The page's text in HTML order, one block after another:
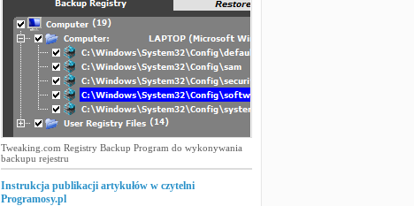
Tweaking.com Registry Backup Program do wykonywania
backupu rejestru
Instrukcja publikacji artykułów w czytelni
Programosy.pl